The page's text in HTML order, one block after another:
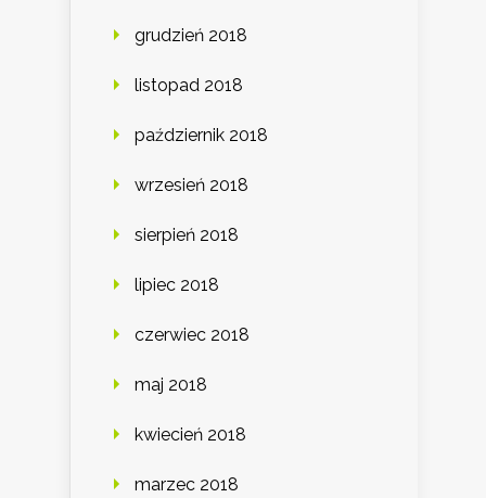
grudzień 2018
listopad 2018
październik 2018
wrzesień 2018
sierpień 2018
lipiec 2018
czerwiec 2018
maj 2018
kwiecień 2018
marzec 2018